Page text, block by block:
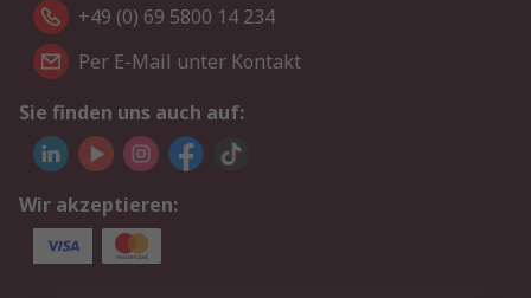
+49 (0) 69 5800 14 234
Per E-Mail unter Kontakt
Sie finden uns auch auf:
Wir akzeptieren: